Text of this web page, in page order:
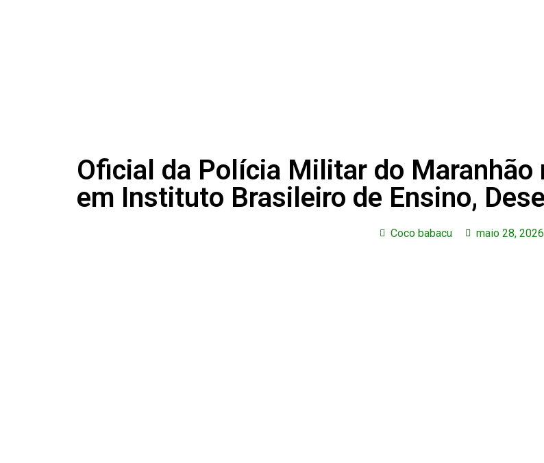
Oficial da Polícia Militar do Maranhão
em Instituto Brasileiro de Ensino,
Coco babacu maio 28, 2026